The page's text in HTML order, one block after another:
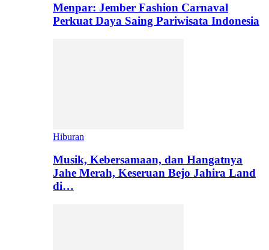
Menpar: Jember Fashion Carnaval
Perkuat Daya Saing Pariwisata Indonesia
Hiburan
Musik, Kebersamaan, dan Hangatnya
Jahe Merah, Keseruan Bejo Jahira Land
di…